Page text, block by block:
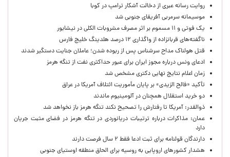
روایت رسانه عبری از دخالت آشکار ترامپ در کوبا
موسیمانه سرمربی آفریقای جنوبی شد
یک فوتی و ۱۱ مسموم بر اثر مصرف مشروبات الکلی در نیشابور
ناگفته‌های قربانزاده از واگذاری ۱۲ درصد هلدینگ خلیج فارس
قتل هولناک مداح سرشناس پس از ربوده شدن؛ عاملان جنایت دستگیر شدند
ادعای ونس درباره مجوز ایران برای عبور حداکثری نفت از تنگه هرمز
زمان اعلام نتایج نهایی دکتری مشخص شد
تأکید «فالح الزیدی» بر پایان مأموریت ائتلاف آمریکا در عراق
دو خرید استقلال همچنان در آلومینیوم ماندند
ذوالقدر: آمریکا تا رفتارش را تصحیح نکند تنگه هرمز باز نخواهد شد
عمان: مذاکرات درباره ترتیبات دریانوردی در تنگه هرمز در فضای مثبت جریان
دارد
دارندگان قولنامه برای ثبت ادعا فقط ۲ سال فرصت دارند
هشدار کشورهای اروپایی به روسیه برای الحاق منطقه اوستیای جنوبی